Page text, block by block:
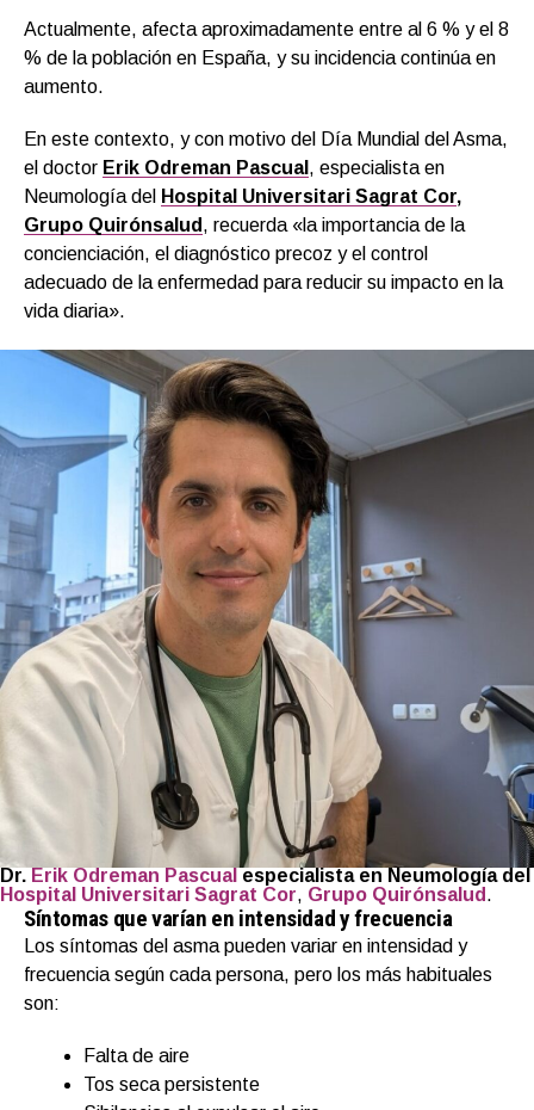
Actualmente, afecta aproximadamente entre al 6 % y el 8
% de la población en España, y su incidencia continúa en
aumento.
En este contexto, y con motivo del Día Mundial del Asma,
el doctor Erik Odreman Pascual , especialista en
Neumología del Hospital Universitari Sagrat Cor,
Grupo Quirónsalud , recuerda «la importancia de la
concienciación, el diagnóstico precoz y el control
adecuado de la enfermedad para reducir su impacto en la
vida diaria».
Dr. Erik Odreman Pascual especialista en Neumología del
Hospital Universitari Sagrat Cor, Grupo Quirónsalud .
Síntomas que varían en intensidad y frecuencia
Los síntomas del asma pueden variar en intensidad y
frecuencia según cada persona, pero los más habituales
son:
Falta de aire
Tos seca persistente